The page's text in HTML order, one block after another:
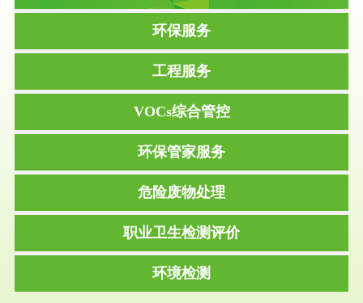
环保服务
工程服务
VOCs综合管控
环保管家服务
危险废物处理
职业卫生检测评价
环境检测